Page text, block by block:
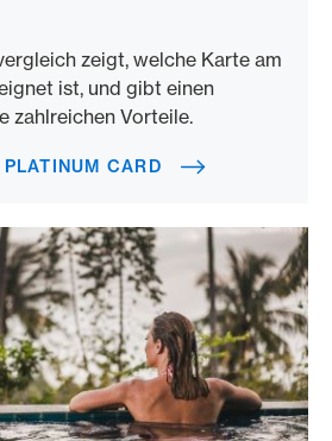
zeigt, welche Karte am
ist, und gibt einen
zahlreichen Vorteile.
CARD